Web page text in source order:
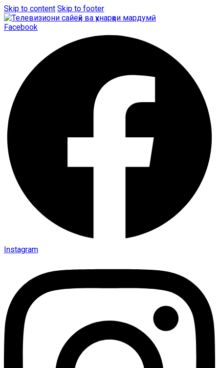
Skip to content Skip to footer
Facebook
Instagram